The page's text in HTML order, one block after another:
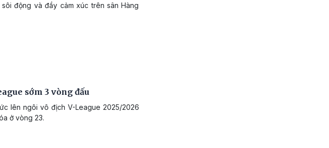
động và đầy cảm xúc trên sân Hàng
sớm 3 vòng đấu
lên ngôi vô địch V-League 2025/2026
ở vòng 23.